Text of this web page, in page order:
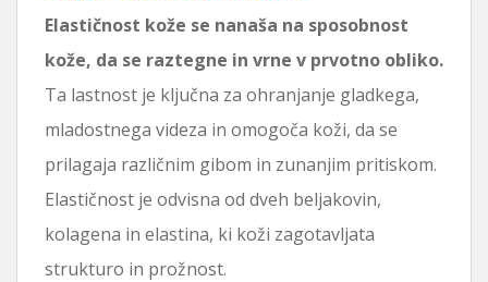
Elastičnost kože se nanaša na sposobnost
kože, da se raztegne in vrne v prvotno obliko.
Ta lastnost je ključna za ohranjanje gladkega,
mladostnega videza in omogoča koži, da se
prilagaja različnim gibom in zunanjim pritiskom.
Elastičnost je odvisna od dveh beljakovin,
kolagena in elastina, ki koži zagotavljata
strukturo in prožnost.